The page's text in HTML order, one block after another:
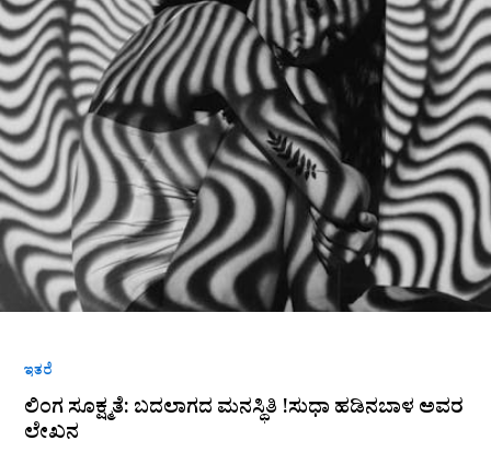
ಇತರೆ
ಲಿಂಗ ಸೂಕ್ಷ್ಮತೆ: ಬದಲಾಗದ ಮನಸ್ಥಿತಿ !ಸುಧಾ ಹಡಿನಬಾಳ ಅವರ
ಲೇಖನ